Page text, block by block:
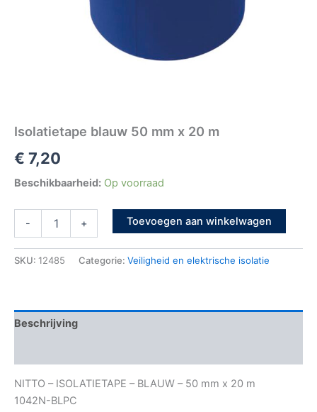
Isolatietape blauw 50 mm x 20 m
€ 7,20
Beschikbaarheid: Op voorraad
- + Toevoegen aan winkelwagen
SKU: 12485 Categorie: Veiligheid en elektrische isolatie
Beschrijving
NITTO – ISOLATIETAPE – BLAUW – 50 mm x 20 m
1042N-BLPC